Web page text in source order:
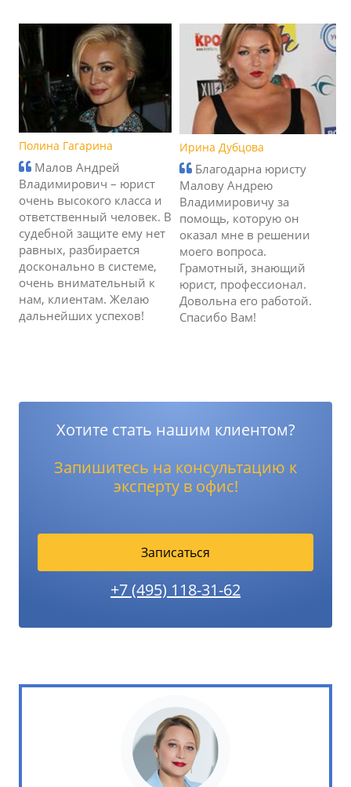
Полина Гагарина
Малов Андрей
Владимирович – юрист
очень высокого класса и
ответственный человек. В
судебной защите ему нет
равных, разбирается
досконально в системе,
очень внимательный к
нам, клиентам. Желаю
дальнейших успехов!
Ирина Дубцова
Благодарна юристу
Малову Андрею
Владимировичу за
помощь, которую он
оказал мне в решении
моего вопроса.
Грамотный, знающий
юрист, профессионал.
Довольна его работой.
Спасибо Вам!
Хотите стать нашим клиентом?
Запишитесь на консультацию к
эксперту в офис!
Записаться
+7 (495) 118-31-62